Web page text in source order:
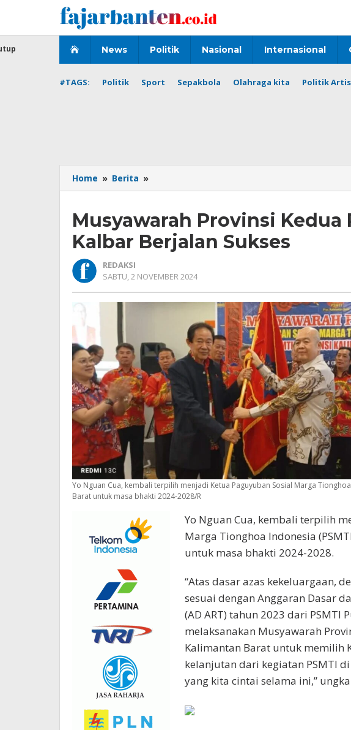
News Politik Nasional Internasional
#TAGS: Politik Sport Sepakbola Olahraga kita Politik Artis
Home » Berita »
Provinsi
PSMTI
Provinsi
Kalbar
Berjalan
Musyawarah Provinsi Kedua
Kalbar Berjalan Sukses
REDAKSI
SABTU, 2 NOVEMBER 2024
Yo Nguan Cua, kembali terpilih menjadi Ketua Paguyuban Sosial Marga
Barat untuk masa bhakti 2024-2028/R
Yo Nguan Cua, kembali terpilih
Marga Tionghoa Indonesia
untuk masa bhakti 2024-2028.
“Atas dasar azas kekeluargaan,
sesuai dengan Anggaran Dasar
(AD ART) tahun 2023 dari PSMTI
melaksanakan Musyawarah
Kalimantan Barat untuk memilih
kelanjutan dari kegiatan PSMTI
yang kita cintai selama ini,”